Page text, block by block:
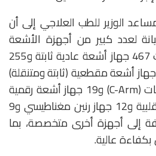
الوزير للطب العلاجي إلى أن
لعدد كبير من أجهزة الأشعة
والتجهيزات الطبية، شملت 467 جهاز أشعة عادية ثابتة و255
جهاز أشعة متنقل و115 جهاز أشعة مقطعية (ثابتة ومتنقلة)
و109 أجهزة أشعة عمليات (C-Arm) و19 جهاز أشعة رقمية
(DR) و14 جهاز قسطرة قلبية و12 جهاز رنين مغناطيسي و9
إلى أجهزة أخرى متخصصة، بما
عالية.